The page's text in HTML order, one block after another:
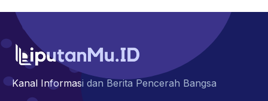
Kanal Informasi dan Berita Pencerah Bangsa